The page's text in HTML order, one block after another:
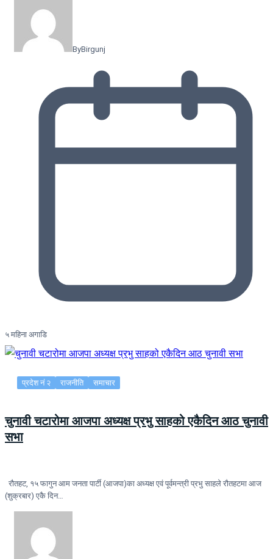
ByBirgunj
५ महिना अगाडि
प्रदेश नं २ राजनीति समाचार
चुनावी चटारोमा आजपा अध्यक्ष प्रभु साहको एकैदिन आठ चुनावी
सभा
रौतहट, १५ फागुन आम जनता पार्टी (आजपा)का अध्यक्ष एवं पूर्वमन्त्री प्रभु साहले रौतहटमा आज
(शुक्रबार) एकै दिन…